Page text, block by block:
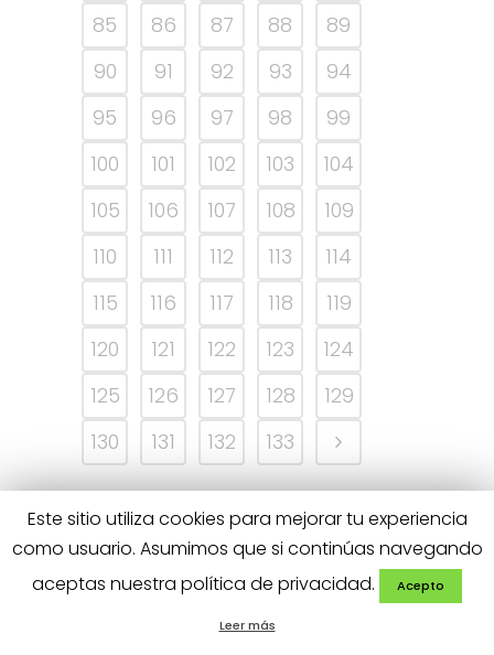
85
86 87 88
89
90
91 92 93
94
95
96 97 98
99
100
101 102 103
104
105
106 107 108
109
110
111 112 113
114
115
116 117 118
119
120
121 122 123
124
125
126 127 128
129
130
131 132 133
Este sitio utiliza cookies para mejorar tu experiencia
como usuario. Asumimos que si continúas navegando
aceptas nuestra política de privacidad.
Acepto
Leer más